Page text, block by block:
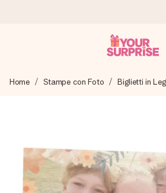
Prepariamo il tuo regalo con
4,7 (basato su +15.000
I nostri regali ispirano. I clienti ci
Reviews.
Home Stampe con Foto Biglietti in